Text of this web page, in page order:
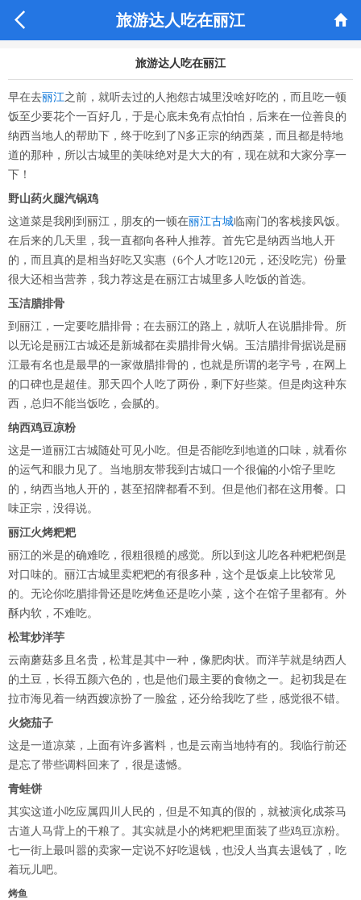
 旅游达人吃在丽江 
旅游达人吃在丽江
早在去丽江之前，就听去过的人抱怨古城里没啥好吃的，而且吃一顿
饭至少要花个一百好几，于是心底未免有点怕怕，后来在一位善良的
纳西当地人的帮助下，终于吃到了N多正宗的纳西菜，而且都是特地
道的那种，所以古城里的美味绝对是大大的有，现在就和大家分享一
下！
野山药火腿汽锅鸡
这道菜是我刚到丽江，朋友的一顿在丽江古城临南门 的客栈接风饭。
在后来的几天里，我一直都向各种人推荐。首先它是纳西当地人开
的，而且真的是相当好吃又实惠（6个人才吃120元，还没吃完）份量
很大还相当营养，我力荐这是在丽江古城里多人吃饭的首选。
玉洁腊排骨
到丽江，一定要吃腊排骨；在去丽江的路上，就听人在说腊排骨。所
以无论是丽江古城还是新城都在卖腊排骨火锅。玉洁腊排骨据说是丽
江最有名也是最早的一家做腊排骨的，也就是所谓的老字号，在网上
的口碑也是超佳。那天四个人吃了两份，剩下好些菜。但是肉这种东
西，总归不能当饭吃，会腻的。
纳西鸡豆凉粉
这是一道丽江古城随处可见小吃。但是否能吃到地道的口味，就看你
的运气和眼力见了。当地朋友带我到古城口一个很偏的小馆子里吃
的，纳西当地人开的，甚至招牌都看不到。但是他们都在这用餐。口
味正宗，没得说。
丽江火烤粑粑
丽江的米是的确难吃，很粗很糙的感觉。所以到这儿吃各种粑粑倒是
对口味的。丽江古城里卖粑粑的有很多种，这个是饭桌上比较常见
的。无论你吃腊排骨还是吃烤鱼还是吃小菜，这个在馆子里都有。 外
酥内软 ，不难吃。
松茸炒洋芋
云南蘑菇多且名贵，松茸是其中一种，像肥肉状。而洋芋就是纳西人
的土豆，长得五颜六色的，也是他们最主要的食物之一。起初我是在
拉市海见着一纳西嫂凉扮了一脸盆，还分给我吃了些，感觉很不错。
火烧茄子
这是一道凉菜 ，上面有许多酱料，也是云南当地特有的。我临行前还
是忘了带些调料回来了，很是遗憾。
青蛙饼
其实这道小吃应属四川人民的，但是不知真的假的，就被演化成茶马
古道人马背上的干粮了。其实就是小的烤粑粑里面装了些鸡豆凉粉。
七一街上最叫嚣的卖家一定说不好吃退钱，也没人当真去退钱了，吃
着玩儿吧。
烤鱼